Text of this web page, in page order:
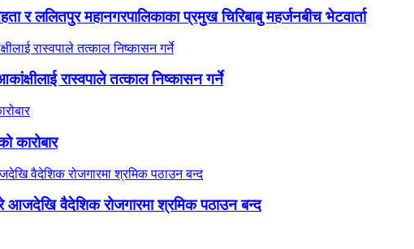
र ललितपुर महानगरपालिकाका प्रमुख चिरिबाबु महर्जनबीच भेटवार्ता
रास्वपाले तत्काल निष्कासन गर्ने
कारोबार
आजदेखि वैदेशिक रोजगारमा श्रमिक पठाउन बन्द